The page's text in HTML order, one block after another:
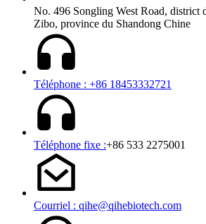
No. 496 Songling West Road, district
Zibo, province du Shandong Chine
Téléphone : +86 18453332721
Téléphone fixe :+86 533 2275001
Courriel : qihe@qihebiotech.com